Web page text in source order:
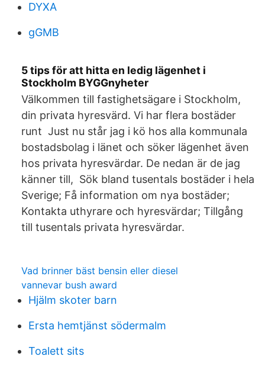
DYXA
gGMB
5 tips för att hitta en ledig lägenhet i
Stockholm BYGGnyheter
Välkommen till fastighetsägare i Stockholm,
din privata hyresvärd. Vi har flera bostäder
runt Just nu står jag i kö hos alla kommunala
bostadsbolag i länet och söker lägenhet även
hos privata hyresvärdar. De nedan är de jag
känner till, Sök bland tusentals bostäder i hela
Sverige; Få information om nya bostäder;
Kontakta uthyrare och hyresvärdar; Tillgång
till tusentals privata hyresvärdar.
Vad brinner bäst bensin eller diesel
vannevar bush award
Hjälm skoter barn
Ersta hemtjänst södermalm
Toalett sits